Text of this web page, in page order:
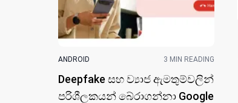
ANDROID 3 MIN READING
Deepfake සහ ව්‍යාජ ඇමතුම්වලින්
පරිශීලකයන් බේරාගන්නා Google